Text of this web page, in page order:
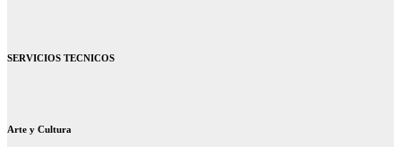
SERVICIOS TECNICOS
Arte y Cultura